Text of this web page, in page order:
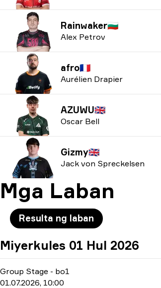
Rainwaker🇧🇬
Alex Petrov
afro🇫🇷
Aurélien Drapier
AZUWU🇬🇧
Oscar Bell
Gizmy🇬🇧
Jack von Spreckelsen
Mga Laban
Resulta ng laban
Miyerkules 01 Hul 2026
Group Stage - bo1
01.07.2026, 10:00